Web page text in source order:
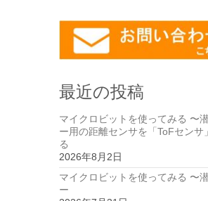
最近の投稿
マイクロビットを使ってみる 〜
ー用の距離センサを「ToFセンサ
る
2026年8月2日
マイクロビットを使ってみる 〜
ー